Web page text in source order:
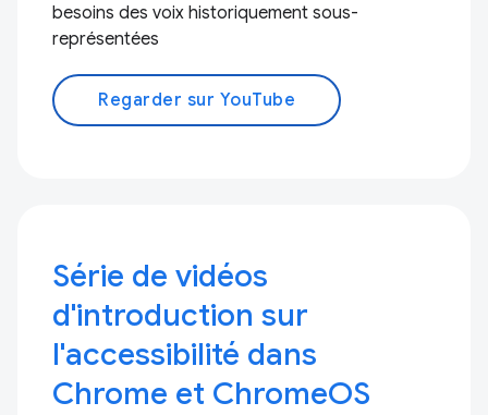
besoins des voix historiquement sous-
représentées
Regarder sur YouTube
Série de vidéos
d'introduction sur
l'accessibilité dans
Chrome et ChromeOS